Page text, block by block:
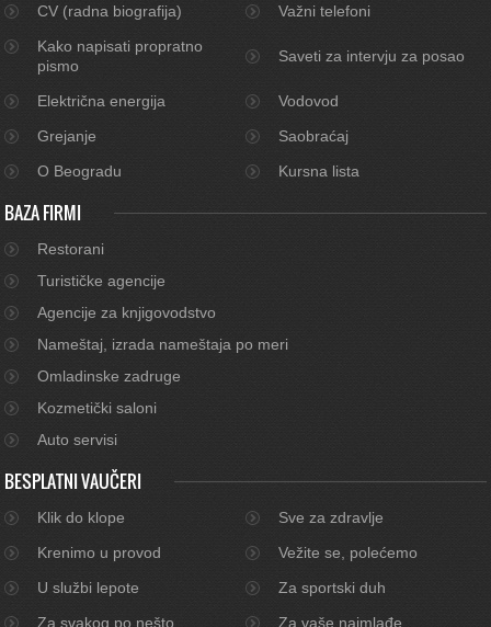
CV (radna biografija)
Važni telefoni
Kako napisati propratno
pismo
Saveti za intervju za posao
Električna energija
Vodovod
Grejanje
Saobraćaj
O Beogradu
Kursna lista
BAZA FIRMI
Restorani
Turističke agencije
Agencije za knjigovodstvo
Nameštaj, izrada nameštaja po meri
Omladinske zadruge
Kozmetički saloni
Auto servisi
BESPLATNI VAUČERI
Klik do klope
Sve za zdravlje
Krenimo u provod
Vežite se, polećemo
U službi lepote
Za sportski duh
Za svakog po nešto
Za vaše najmlađe